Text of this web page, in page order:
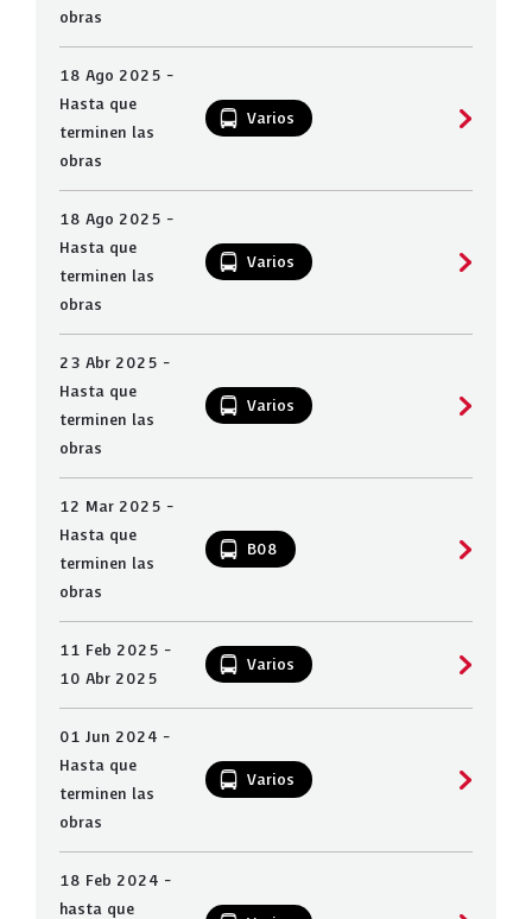
obras
18 Ago 2025 -
Hasta que
terminen las
obras
Varios
18 Ago 2025 -
Hasta que
terminen las
obras
Varios
23 Abr 2025 -
Hasta que
terminen las
obras
Varios
12 Mar 2025 -
Hasta que
terminen las
obras
B08
11 Feb 2025 -
10 Abr 2025
Varios
01 Jun 2024 -
Hasta que
terminen las
obras
Varios
18 Feb 2024 -
hasta que